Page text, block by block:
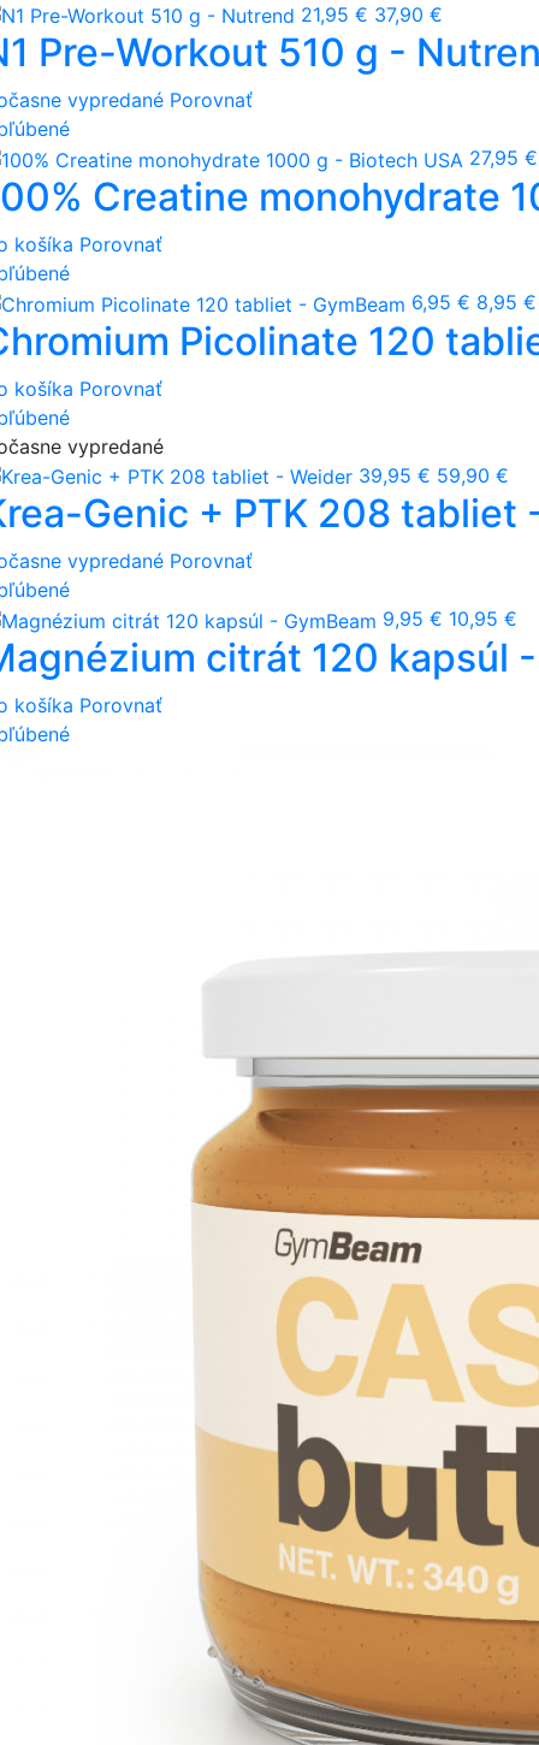
21,95 € 37,90 €
Pre-Workout 510 g -
vypredané Porovnať
27,95 €
Creatine monohydrate
košíka Porovnať
6,95 € 8,95 €
Picolinate 120
košíka Porovnať
vypredané
39,95 € 59,90 €
Genic + PTK 208 tabliet
vypredané Porovnať
9,95 € 10,95 €
citrát 120 kapsúl
košíka Porovnať